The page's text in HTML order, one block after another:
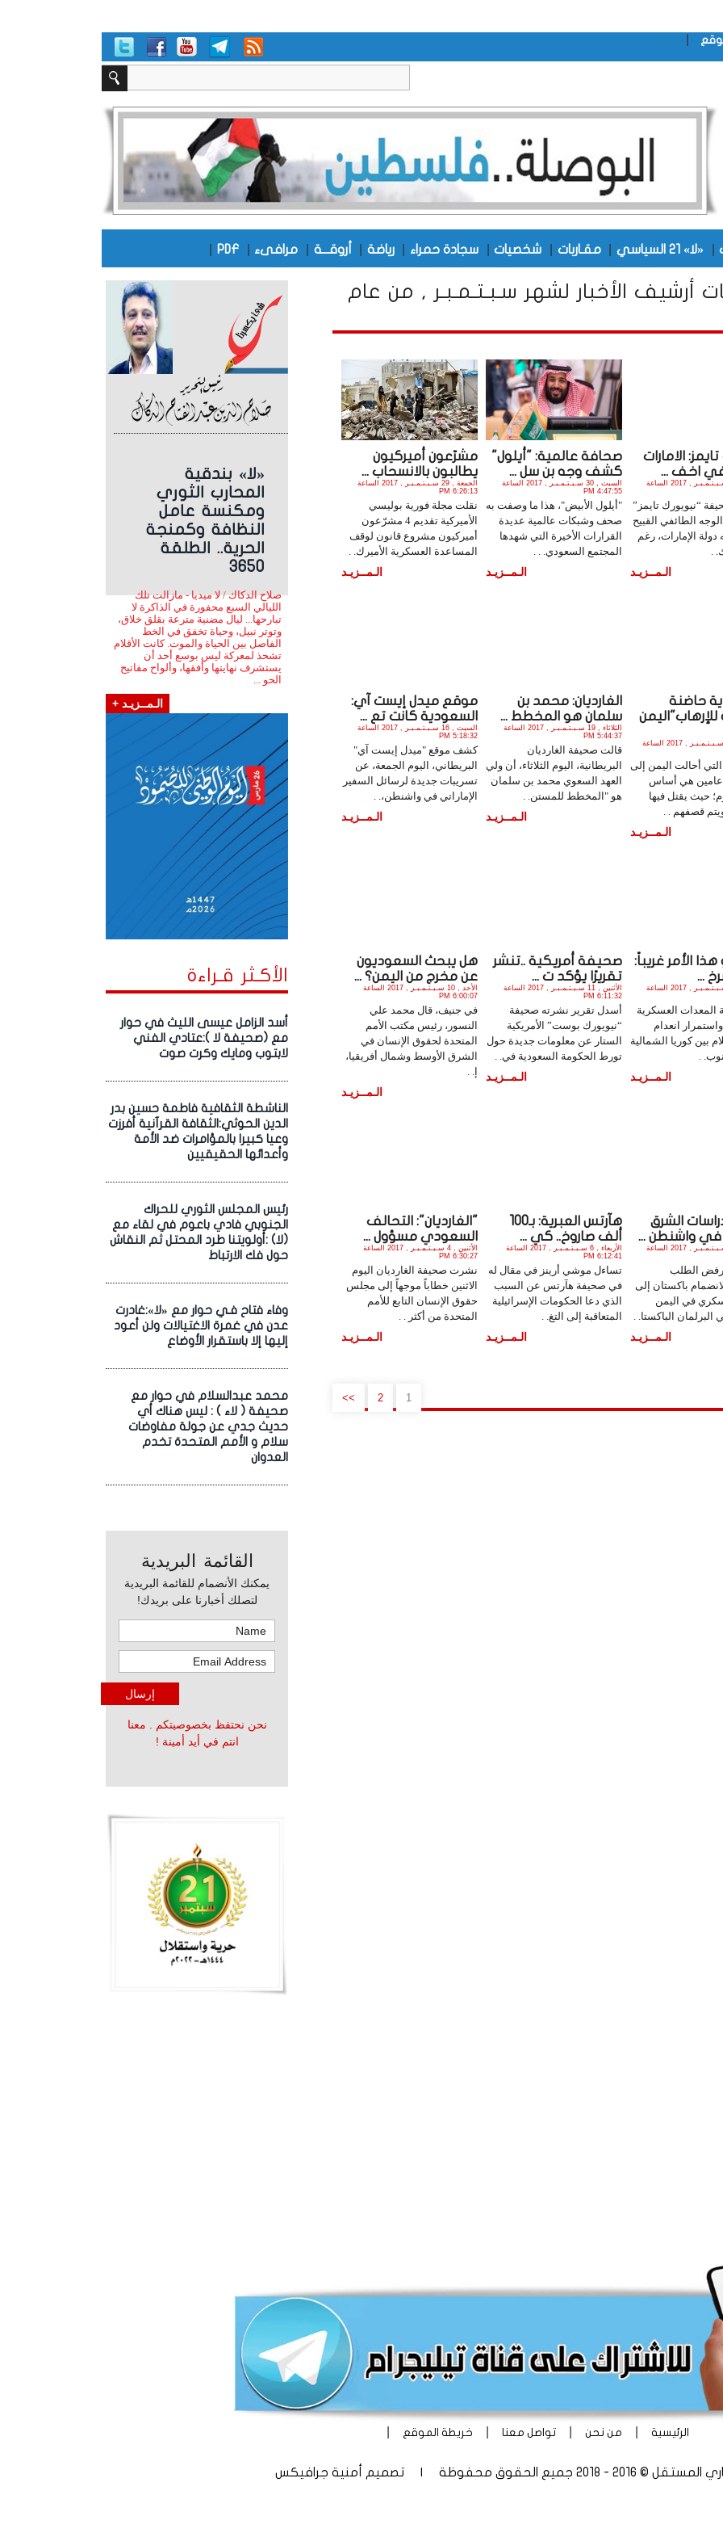
«لا» 21 السياسي مقـاربات شخصيات سجادة حمراء رياضة أروقـــة مرافىء PDF
«لا» بندقية
المحارب الثوري
ومكنسة عامل
النظافة وكمنجة
الحرية.. الطلقة
3650
صلاح الدكاك / لا ميديا - مازالت تلك
الليالي السبع محفورة في الذاكرة لا
تبارحها... ليال مضنية مترعة بقلق خلاق،
وتوتر نبيل، وحياة تخفق في الخط
الفاصل بين الحياة والموت. كانت الأقلام
تشحذ لمعركة ليس بوسع أحد أن
يستشرف نهايتها وأفقها، وألواح مفاتيح
الحو ...
الـمــزيـد +
الأكـثر قـراءة
أسد الزامل عيسى الليث في حوار
مع (صحيفة لا ):عتادي الفني
لابتوب ومايك وكرت صوت
الناشطة الثقافية فاطمة حسين بدر
الدين الحوثي:الثقافة القرآنية أفرزت
وعيا كبيرا بالمؤامرات ضد الأمة
وأعدائها الحقيقيين
رئيس المجلس الثوري للحراك
الجنوبي فادي باعوم في لقاء مع
(لا) :أولويتنا طرد المحتل ثم النقاش
حول فك الارتباط
وفاء فتاح فـي حوار مع «لا»:غادرت
عدن في غمرة الاغتيالات ولن أعود
إليها إلا باستقرار الأوضاع
محمد عبدالسلام في حوار مع
صحيفة ( لاء ) : ليس هناك أي
حديث جدي عن جولة مفاوضات
سلام و الأمم المتحدة تخدم
العدوان
القائمة البريدية
يمكنك الأنضمام للقائمة البريدية
لتصلك أخبارنا على بريدك!
نحن نحتفظ بخصوصيتكم . معنا
انتم في أيد أمينة !
أرشيف الأخبار لشهر سـبـتـمـبـر , من عام
الامارات
اخف ...
السبت , 30 سـبـتـمـبـر , 2017 الساعة
“نيويورك تايمز”
الوجه الطائفي القبيح
دولة الإمارات، رغم
.
الـمــزيـد
صحافة عالمية: "أيلول"
كشف وجه بن سل ...
السبت , 30 سـبـتـمـبـر , 2017 الساعة
4:47:55 PM
"أيلول الأبيض"، هذا ما وصفت به
صحف وشبكات عالمية عديدة
القرارات الأخيرة التي شهدها
المجتمع السعودي. . .
الـمــزيـد
مشرّعون أميركيون
يطالبون بالانسحاب ...
الجمعة , 29 سـبـتـمـبـر , 2017 الساعة
6:26:13 PM
نقلت مجلة فورية بوليسي
الأميركية تقديم 4 مشرّعون
أميركيون مشروع قانون لوقف
المساعدة العسكرية الأميرك. .
الـمــزيـد
حاضنة
الخميس , 21 سـبـتـمـبـر , 2017 الساعة
أحالت اليمن إلى
عامين هي أساس
حيث يقتل فيها
قصفهم . .
الـمــزيـد
الغارديان: محمد بن
سلمان هو المخطط ...
الثلاثاء , 19 سـبـتـمـبـر , 2017 الساعة
5:44:37 PM
قالت صحيفة الغارديان
البريطانية، اليوم الثلاثاء، أن ولي
العهد السعوي محمد بن سلمان
هو "المخطط للمستن. .
الـمــزيـد
موقع ميدل إيست آي:
السعودية كانت تع ...
السبت , 16 سـبـتـمـبـر , 2017 الساعة
5:18:32 PM
كشف موقع "ميدل إيست آي"
البريطاني، اليوم الجمعة، عن
تسريبات جديدة لرسائل السفير
الإماراتي في واشنطن،. .
الـمــزيـد
الأمر غريباً:
...
الأربعاء , 13 سـبـتـمـبـر , 2017 الساعة
المعدات العسكرية
واستمرار انعدام
بين كوريا الشمالية
.
الـمــزيـد
صحيفة أمريكية ..تنشر
تقريرًا يؤكد ت ...
الأثنين , 11 سـبـتـمـبـر , 2017 الساعة
6:11:32 PM
أسدل تقرير نشرته صحيفة
“نيويورك بوست” الأمريكية
الستار عن معلومات جديدة حول
تورط الحكومة السعودية في. .
الـمــزيـد
هل يبحث السعوديون
عن مخرج من اليمن؟ ...
الأحد , 10 سـبـتـمـبـر , 2017 الساعة
6:00:07 PM
في جنيف، قال محمد علي
النسور، رئيس مكتب الأمم
المتحدة لحقوق الإنسان في
الشرق الأوسط وشمال أفريقيا،
الـمــزيـد
الشرق
في واشنطن ...
الخميس , 7 سـبـتـمـبـر , 2017 الساعة
رفض الطلب
باكستان إلى
في اليمن
البرلمان الباكستا. .
الـمــزيـد
هآرتس العبرية: بـ100
ألف صاروخ.. كي ...
الأربعاء , 6 سـبـتـمـبـر , 2017 الساعة
6:12:41 PM
تساءل موشي أرينز في مقال له
في صحيفة هآرتس عن السبب
الذي دعا الحكومات الإسرائيلية
المتعاقبة إلى التغ. .
الـمــزيـد
"الغارديان": التحالف
السعودي مسؤول ...
الأثنين , 4 سـبـتـمـبـر , 2017 الساعة
6:30:27 PM
نشرت صحيفة الغارديان اليوم
الاثنين خطاباً موجهاً إلى مجلس
حقوق الإنسان التابع للأمم
المتحدة من أكثر . .
الـمــزيـد
1
2
>>
الرئيسية من نحن تواصل معنا خريطة الموقع
2018 جميع الحقوق محفوظة | تصميم أمنية جرافيكس